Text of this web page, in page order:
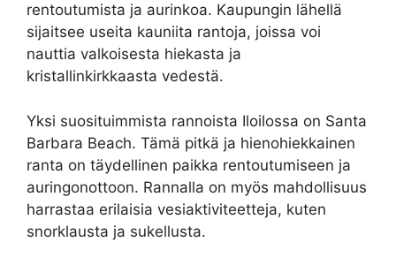
rentoutumista ja aurinkoa. Kaupungin lähellä
sijaitsee useita kauniita rantoja, joissa voi
nauttia valkoisesta hiekasta ja
kristallinkirkkaasta vedestä.
Yksi suosituimmista rannoista Iloilossa on Santa
Barbara Beach. Tämä pitkä ja hienohiekkainen
ranta on täydellinen paikka rentoutumiseen ja
auringonottoon. Rannalla on myös mahdollisuus
harrastaa erilaisia vesiaktiviteetteja, kuten
snorklausta ja sukellusta.